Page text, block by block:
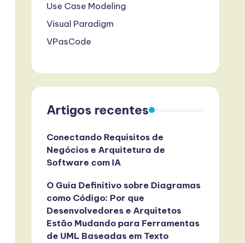
Use Case Modeling
Visual Paradigm
VPasCode
Artigos recentes
Conectando Requisitos de
Negócios e Arquitetura de
Software com IA
O Guia Definitivo sobre Diagramas
como Código: Por que
Desenvolvedores e Arquitetos
Estão Mudando para Ferramentas
de UML Baseadas em Texto